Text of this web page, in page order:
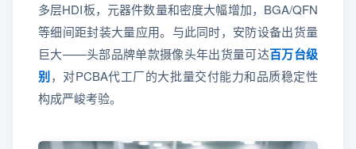
多层HDI板，元器件数量和密度大幅增加，BGA/QFN
等细间距封装大量应用。与此同时，安防设备出货量
巨大——头部品牌单款摄像头年出货量可达百万台级
别，对PCBA代工厂的大批量交付能力和品质稳定性
构成严峻考验。